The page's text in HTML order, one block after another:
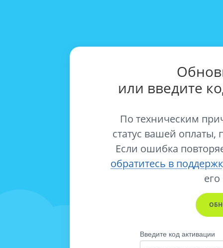
или введите
По техническим
статус вашей оплаты,
Если ошибка
обратитесь в
его
Введите код активации